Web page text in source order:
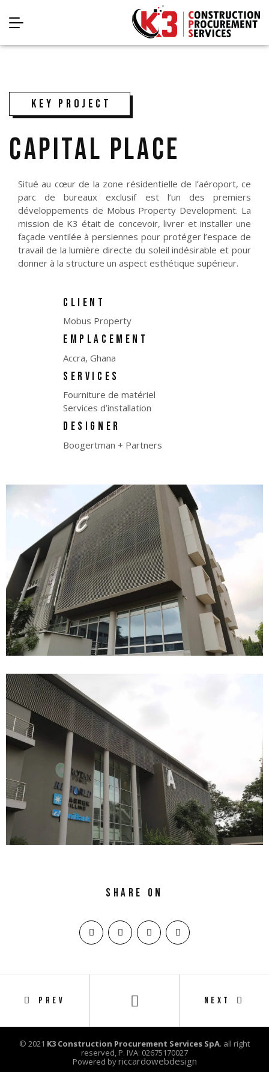
KEY PROJECT
CAPITAL PLACE
Situé au cœur de la zone résidentielle de l’aéroport, ce
parc de bureaux exclusif est l’un des premiers
développements de Mobus Property Development. La
mission de K3 était de concevoir, livrer et installer une
façade ventilée à persiennes pour protéger l’espace de
travail de la lumière directe du soleil indésirable et pour
donner à la structure un aspect esthétique supérieur.
CLIENT
Mobus Property
EMPLACEMENT
Accra, Ghana
SERVICES
Fourniture de matériel
Services d’installation
DESIGNER
Boogertman + Partners
Share on
PREV NEXT
© 2021 K3 Construction Procurement Services SpA. all right
reserved, P. IVA: 02675170027
Powered byriccardowebdesign